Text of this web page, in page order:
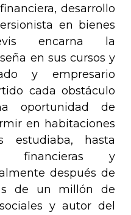
desarrollo
en bienes
encarna la
en sus cursos y
y empresario
cada obstáculo
oportunidad de
en habitaciones
estudiaba, hasta
financieras y
después de
de un millón de
y autor del